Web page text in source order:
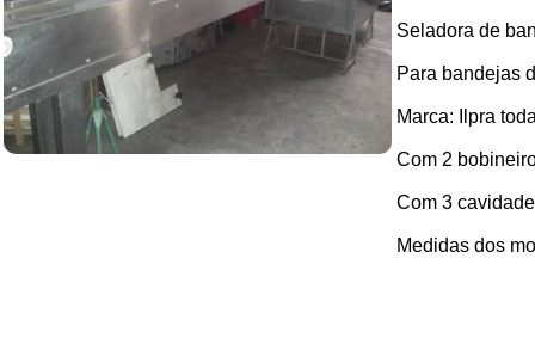
Seladora de
Para bandejas
Marca: Ilpra
Com 2
Com 3
Medidas dos